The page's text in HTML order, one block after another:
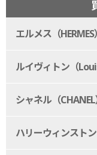
エルメス（HERMES）
ルイヴィトン（
シャネル（CHANEL
ハリーウィンストン